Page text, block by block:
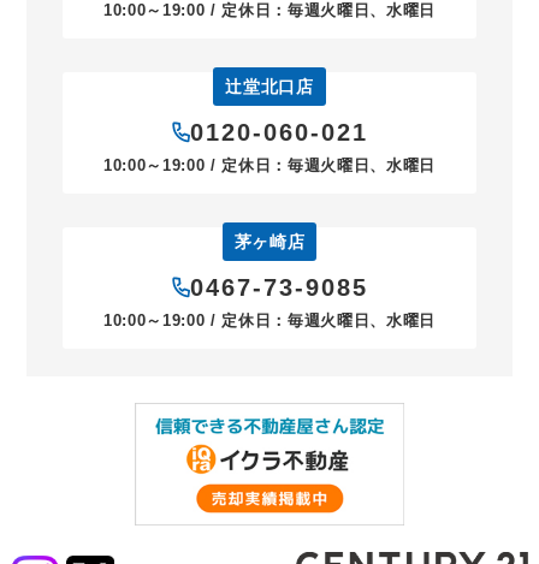
10:00～19:00 / 定休日：毎週火曜日、水曜日
辻堂北口店
0120-060-021
10:00～19:00 / 定休日：毎週火曜日、水曜日
茅ヶ崎店
0467-73-9085
10:00～19:00 / 定休日：毎週火曜日、水曜日